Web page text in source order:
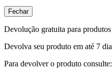
Fechar
Devolução gratuita para
Devolva seu produto em até 7
Para devolver o produto consulte: